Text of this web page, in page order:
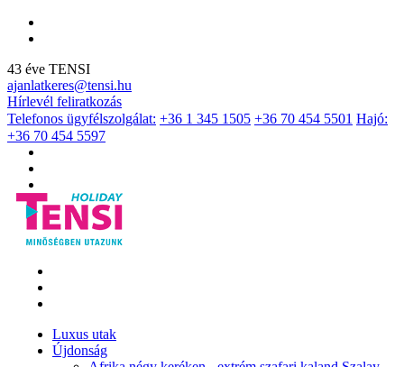
43 éve TENSI
ajanlatkeres@tensi.hu
Hírlevél feliratkozás
Telefonos ügyfélszolgálat: +36 1 345 1505 +36 70 454 5501 Hajó:
+36 70 454 5597
Luxus utak
Újdonság